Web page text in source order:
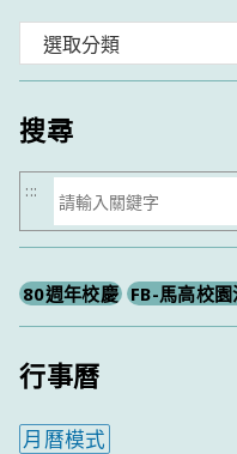
類
搜尋
搜
尋
:::
80週年校慶 FB-馬高校
行事曆
月曆模式